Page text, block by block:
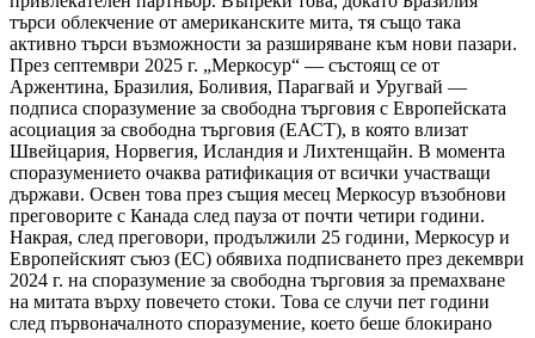
търси облекчение от американските мита, тя също така
активно търси възможности за разширяване към нови пазари.
През септември 2025 г. „Меркосур“ — състоящ се от
Аржентина, Бразилия, Боливия, Парагвай и Уругвай —
подписа споразумение за свободна търговия с Европейската
асоциация за свободна търговия (ЕАСТ), в която влизат
Швейцария, Норвегия, Исландия и Лихтенщайн. В момента
споразумението очаква ратификация от всички участващи
държави. Освен това през същия месец Меркосур възобнови
преговорите с Канада след пауза от почти четири години.
Накрая, след преговори, продължили 25 години, Меркосур и
Европейският съюз (ЕС) обявиха подписването през декември
2024 г. на споразумение за свободна търговия за премахване
на митата върху повечето стоки. Това се случи пет години
след първоначалното споразумение, което беше блокирано